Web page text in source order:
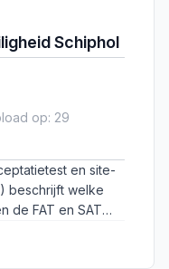
Schiphol
op: 29
en site-
beschrijft welke
de FAT en SAT